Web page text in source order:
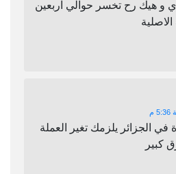
و هيك رح تخسر حوالي اربعين
الجزائر يلزمك تغير العملة
كبير